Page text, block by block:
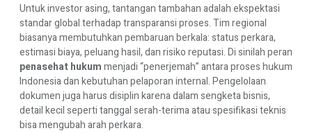
Untuk investor asing, tantangan tambahan adalah ekspektasi
standar global terhadap transparansi proses. Tim regional
biasanya membutuhkan pembaruan berkala: status perkara,
estimasi biaya, peluang hasil, dan risiko reputasi. Di sinilah peran
penasehat hukummenjadi “penerjemah” antara proses hukum
Indonesia dan kebutuhan pelaporan internal. Pengelolaan
dokumen juga harus disiplin karena dalam sengketa bisnis,
detail kecil seperti tanggal serah-terima atau spesifikasi teknis
bisa mengubah arah perkara.